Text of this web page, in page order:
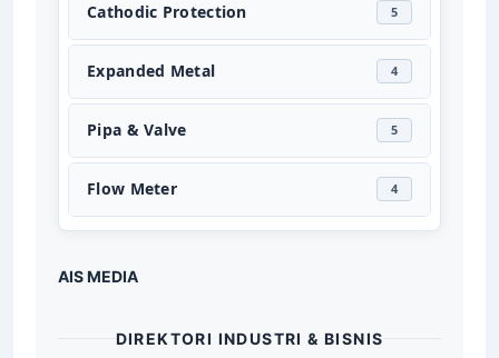
Cathodic Protection 5
Expanded Metal 4
Pipa & Valve 5
Flow Meter 4
AIS MEDIA
DIREKTORI INDUSTRI & BISNIS